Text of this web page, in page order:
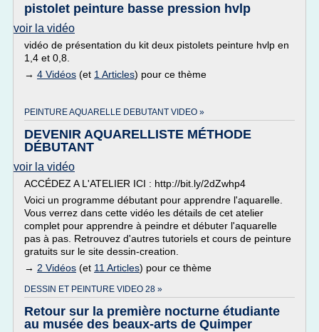
pistolet peinture basse pression hvlp
voir la vidéo
vidéo de présentation du kit deux pistolets peinture hvlp en
1,4 et 0,8.
→ 4 Vidéos (et 1 Articles) pour ce thème
PEINTURE AQUARELLE DEBUTANT VIDEO »
DEVENIR AQUARELLISTE MÉTHODE
DÉBUTANT
voir la vidéo
ACCÉDEZ A L'ATELIER ICI : http://bit.ly/2dZwhp4
Voici un programme débutant pour apprendre l'aquarelle.
Vous verrez dans cette vidéo les détails de cet atelier
complet pour apprendre à peindre et débuter l'aquarelle
pas à pas. Retrouvez d'autres tutoriels et cours de peinture
gratuits sur le site dessin-creation.
→ 2 Vidéos (et 11 Articles) pour ce thème
DESSIN ET PEINTURE VIDEO 28 »
Retour sur la première nocturne étudiante
au musée des beaux-arts de Quimper